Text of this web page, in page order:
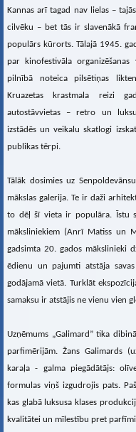
Kannas arī tagad nav lielas –
cilvēku – bet tās ir slavenākā
populārs kūrorts. Tālajā 1945.
par kinofestivāla
pilnībā noteica pilsētiņas
Kruazetas krastmala reizi
autostāvvietas – retro un
izstādēs un veikalu skatlogi
publikas tērpi.
Tālāk dosimies uz
mākslas galerija. Te ir daži
to dēļ šī vieta ir populāra. Īstu
māksliniekiem (Anrī Matiss un
gadsimta 20. gados mākslinieki
ēdienu un pajumti atstāja
godājamā vietā. Turklāt
samaksu ir atstājis ne vienu vien
Uzņēmums „Galimard” tika
parfimērijām. Žans Galimards
karaļa - galma piegādātājs:
formulas viņš izgudrojis pats.
kas glabā luksusa klases
kvalitātei un mīlestību pret